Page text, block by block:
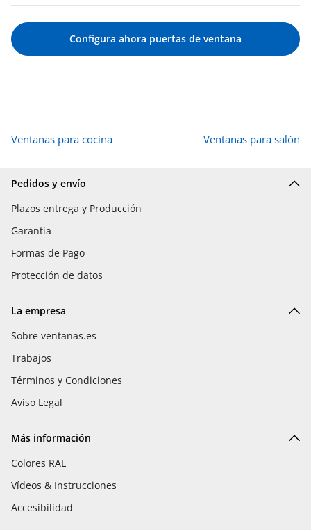
Configura ahora puertas de ventana
Ventanas para cocina Ventanas para salón
Pedidos y envío
Plazos entrega y Producción
Garantía
Formas de Pago
Protección de datos
La empresa
Sobre ventanas.es
Trabajos
Términos y Condiciones
Aviso Legal
Más información
Colores RAL
Vídeos & Instrucciones
Accesibilidad